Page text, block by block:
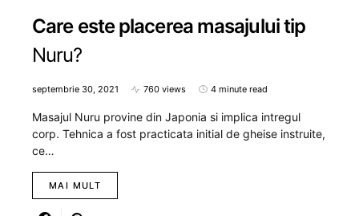
Care este placerea masajului tip
Nuru?
septembrie 30, 2021 760 views 4 minute read
Masajul Nuru provine din Japonia si implica intregul
corp. Tehnica a fost practicata initial de gheise instruite,
ce…
MAI MULT